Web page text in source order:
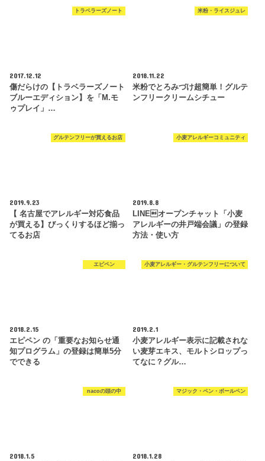
トラベラーズノート
2017.12.12
傷だらけの【トラベラーズノート
ブルーエディション】を「M.モ
ゥプレイ」…
米粉・ライスジュレ
2018.11.22
米粉でとろみづけ超簡単！グルテ
ンフリークリームシチュー
グルテンフリーが買えるお店
2019.9.23
【 名古屋でアレルギー対応食品
が買える】びっくりするほど揃っ
てるお店
小麦アレルギーコミュニティ
2019.8.8
LINEオープンチャット「小麦
アレルギーの井戸端会議」の登録
方法・使い方
エピペン
2018.2.15
エピペン の「重要なお知らせ通
知プログラム」の登録は簡単5分
でできる
小麦アレルギー・グルテンフリーについて
2019.2.1
小麦アレルギー表示に記載されな
い麦芽エキス、モルトシロップっ
てなに？グル…
nacoの頭の中
2018.1.5
マジック・ペン・ボールペン
2018.1.28